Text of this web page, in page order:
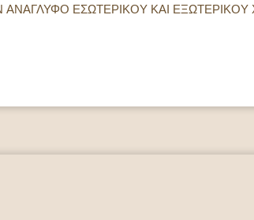
ΑΝΑΓΛΥΦΟ ΕΣΩΤΕΡΙΚΟΥ ΚΑΙ